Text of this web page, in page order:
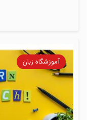
آموزشگاه زبان